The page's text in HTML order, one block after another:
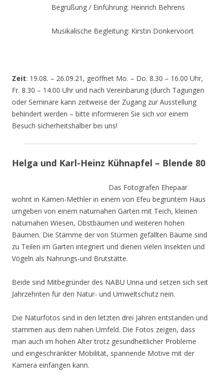
Begrüßung / Einführung: Heinrich Behrens
Musikalische Begleitung: Kirstin Donkervoort
Zeit: 19.08. – 26.09.21, geöffnet Mo. – Do. 8.30 – 16.00 Uhr,
Fr. 8.30 – 14.00 Uhr und nach Vereinbarung (durch Tagungen
oder Seminare kann zeitweise der Zugang zur Ausstellung
behindert werden – bitte informieren Sie sich vor einem
Besuch sicherheitshalber bei uns!
Helga und Karl-Heinz Kühnapfel – Blende 80
Das Fotografen Ehepaar
wohnt in Kamen-Methler in einem von Efeu begrüntem Haus
umgeben von einem naturnahen Garten mit Teich, kleinen
naturnahen Wiesen, Obstbäumen und weiteren hohen
Bäumen. Die Stämme der von Stürmen gefällten Bäume sind
zu Teilen im Garten integriert und dienen vielen Insekten und
Vögeln als Nahrungs-und Brutstätte.
Beide sind Mitbegründer des NABU Unna und setzen sich seit
Jahrzehnten für den Natur- und Umweltschutz nein.
Die Naturfotos sind in den letzten drei Jahren entstanden und
stammen aus dem nahen Umfeld. Die Fotos zeigen, dass
man auch im hohen Alter trotz gesundheitlicher Probleme
und eingeschränkter Mobilität, spannende Motive mit der
Kamera einfangen kann.